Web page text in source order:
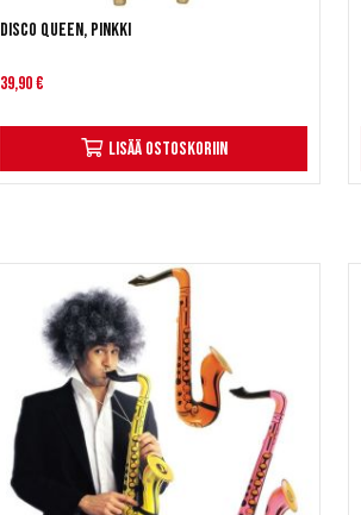
Disco Queen, pinkki
39,90 €
Lisää ostoskoriin